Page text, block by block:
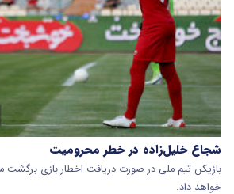
شجاع خلیل‌زاده در خطر محرومیت
بازیکن تیم ملی در صورت دریافت اخطار بازی برگشت
خواهد داد.